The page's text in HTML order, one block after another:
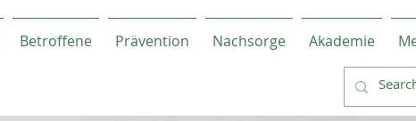
Betroffene Prävention Nachsorge Akademie